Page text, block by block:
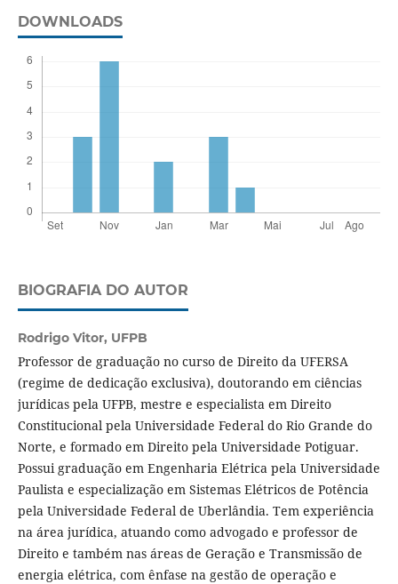
DOWNLOADS
BIOGRAFIA DO AUTOR
Rodrigo Vitor, UFPB
Professor de graduação no curso de Direito da UFERSA
(regime de dedicação exclusiva), doutorando em ciências
jurídicas pela UFPB, mestre e especialista em Direito
Constitucional pela Universidade Federal do Rio Grande do
Norte, e formado em Direito pela Universidade Potiguar.
Possui graduação em Engenharia Elétrica pela Universidade
Paulista e especialização em Sistemas Elétricos de Potência
pela Universidade Federal de Uberlândia. Tem experiência
na área jurídica, atuando como advogado e professor de
Direito e também nas áreas de Geração e Transmissão de
energia elétrica, com ênfase na gestão de operação e